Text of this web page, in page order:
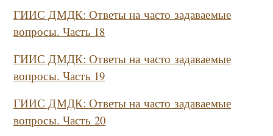
ГИИС ДМДК: Ответы на часто задаваемые
вопросы. Часть 18
ГИИС ДМДК: Ответы на часто задаваемые
вопросы. Часть 19
ГИИС ДМДК: Ответы на часто задаваемые
вопросы. Часть 20